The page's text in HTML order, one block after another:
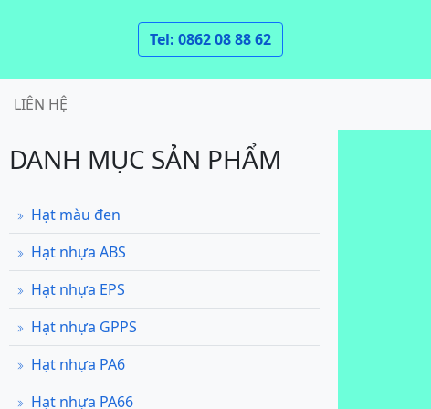
Tel: 0862 08 88 62
LIÊN HỆ
DANH MỤC SẢN PHẨM
Hạt màu đen
Hạt nhựa ABS
Hạt nhựa EPS
Hạt nhựa GPPS
Hạt nhựa PA6
Hạt nhựa PA66